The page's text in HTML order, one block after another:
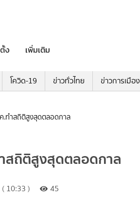
ง เพิ่มเติม
โควิด-19 ข่าวทั่วไทย ข่าวการเมือง
.ทำสถิติสูงสุดตลอดกาล
สถิติสูงสุดตลอดกาล
10:33 ) 45